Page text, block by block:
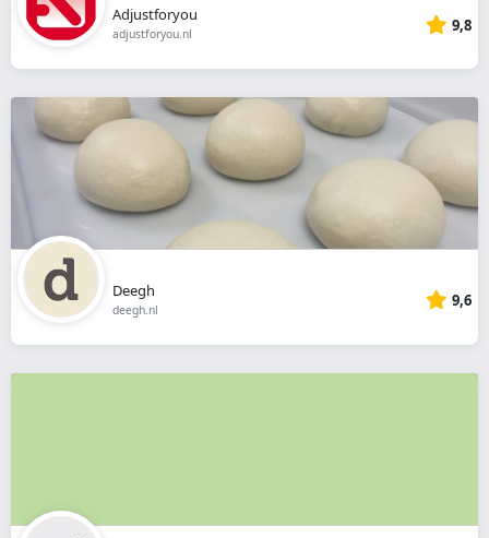
Adjustforyou
adjustforyou.nl 9,8
Deegh
deegh.nl 9,6